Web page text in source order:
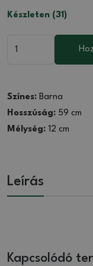
Készleten (31)
Színes: Barna
Hosszúság: 59 cm
Mélység: 12 cm
Leírás
Kapcsolódó